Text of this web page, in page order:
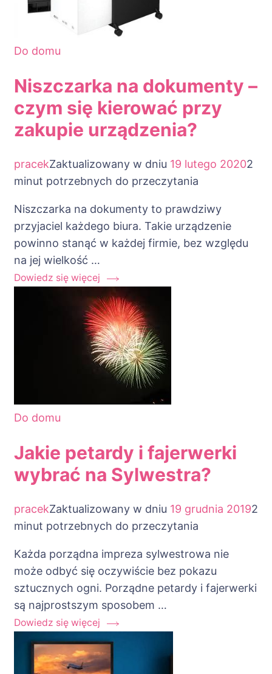
Do domu
Niszczarka na dokumenty –
czym się kierować przy
zakupie urządzenia?
pracekZaktualizowany w dniu 19 lutego 20202
minut potrzebnych do przeczytania
Niszczarka na dokumenty to prawdziwy
przyjaciel każdego biura. Takie urządzenie
powinno stanąć w każdej firmie, bez względu
na jej wielkość …
Dowiedz się więcej
Do domu
Jakie petardy i fajerwerki
wybrać na Sylwestra?
pracekZaktualizowany w dniu 19 grudnia 20192
minut potrzebnych do przeczytania
Każda porządna impreza sylwestrowa nie
może odbyć się oczywiście bez pokazu
sztucznych ogni. Porządne petardy i fajerwerki
są najprostszym sposobem …
Dowiedz się więcej